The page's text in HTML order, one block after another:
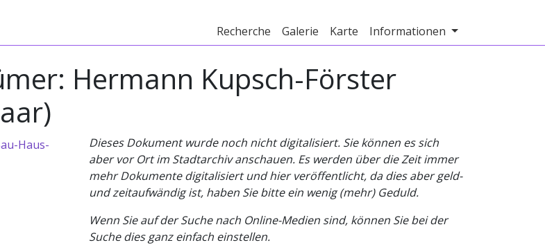
Recherche Galerie Karte Informationen
Hermann Kupsch-Förster
Haus-
Dieses Dokument wurde noch nicht digitalisiert. Sie können es sich
aber vor Ort im Stadtarchiv anschauen. Es werden über die Zeit immer
mehr Dokumente digitalisiert und hier veröffentlicht, da dies aber geld-
und zeitaufwändig ist, haben Sie bitte ein wenig (mehr) Geduld.
Wenn Sie auf der Suche nach Online-Medien sind, können Sie bei der
Suche dies ganz einfach einstellen.